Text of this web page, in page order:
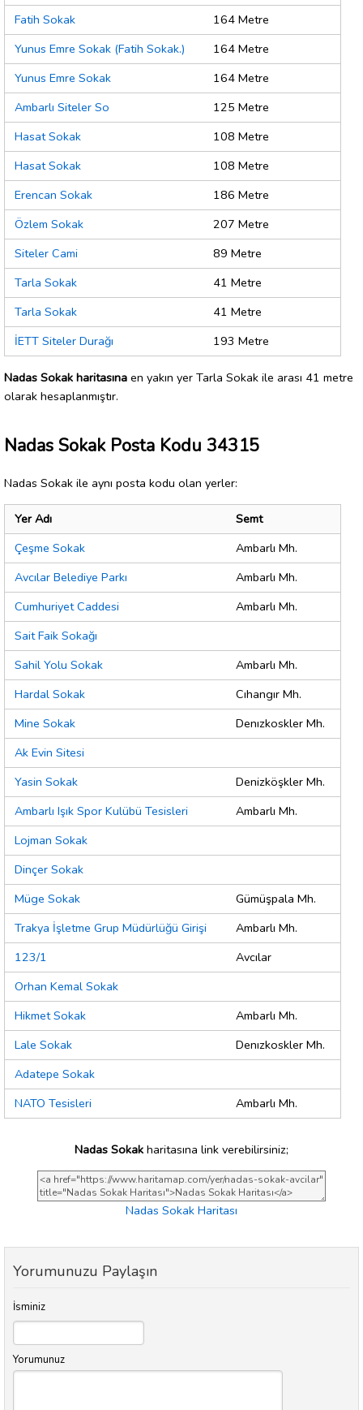
Fatih Sokak
164 Metre
Yunus Emre Sokak (Fatih Sokak.)
164 Metre
Yunus Emre Sokak
164 Metre
Ambarlı Siteler So
125 Metre
Hasat Sokak
108 Metre
Hasat Sokak
108 Metre
Erencan Sokak
186 Metre
Özlem Sokak
207 Metre
Siteler Cami
89 Metre
Tarla Sokak
41 Metre
Tarla Sokak
41 Metre
İETT Siteler Durağı
193 Metre
Nadas Sokak haritasına en yakın yer Tarla Sokak ile arası 41 metre
olarak hesaplanmıştır.
Nadas Sokak Posta Kodu 34315
Nadas Sokak ile aynı posta kodu olan yerler:
Yer Adı
Semt
Çeşme Sokak
Ambarlı Mh.
Avcılar Belediye Parkı
Ambarlı Mh.
Cumhuriyet Caddesi
Ambarlı Mh.
Sait Faik Sokağı
Sahil Yolu Sokak
Ambarlı Mh.
Hardal Sokak
Cıhangır Mh.
Mine Sokak
Denızkoskler Mh.
Ak Evin Sitesi
Yasin Sokak
Denizköşkler Mh.
Ambarlı Işık Spor Kulübü Tesisleri
Ambarlı Mh.
Lojman Sokak
Dinçer Sokak
Müge Sokak
Gümüşpala Mh.
Trakya İşletme Grup Müdürlüğü Girişi
Ambarlı Mh.
123/1
Avcılar
Orhan Kemal Sokak
Hikmet Sokak
Ambarlı Mh.
Lale Sokak
Denızkoskler Mh.
Adatepe Sokak
NATO Tesisleri
Ambarlı Mh.
Nadas Sokak haritasına link verebilirsiniz;
Nadas Sokak Haritası
Yorumunuzu Paylaşın
İsminiz
Yorumunuz